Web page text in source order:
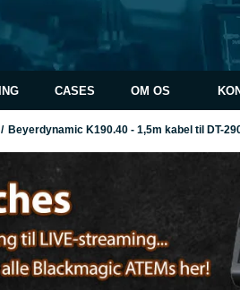
CASES OM OS
/ Beyerdynamic K190.40 - 1,5m kabel til DT-